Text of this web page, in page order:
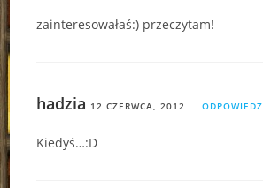
zainteresowałaś:) przeczytam!
hadzia 12 CZERWCA, 2012 ODPOWIEDZ
Kiedyś…:D